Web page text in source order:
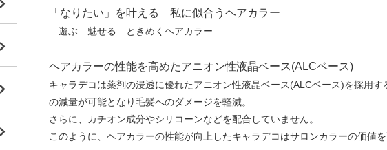
「なりたい」を叶える 私に似合うヘアカラー
遊ぶ 魅せる ときめくヘアカラー
ヘアカラーの性能を高めたアニオン性液晶ベース(ALCベース)
キャラデコは薬剤の浸透に優れたアニオン性液晶ベース(ALCベース)を採用す
の減量が可能となり毛髪へのダメージを軽減。
さらに、カチオン成分やシリコーンなどを配合していません。
このように、ヘアカラーの性能が向上したキャラデコはサロンカラーの価値を